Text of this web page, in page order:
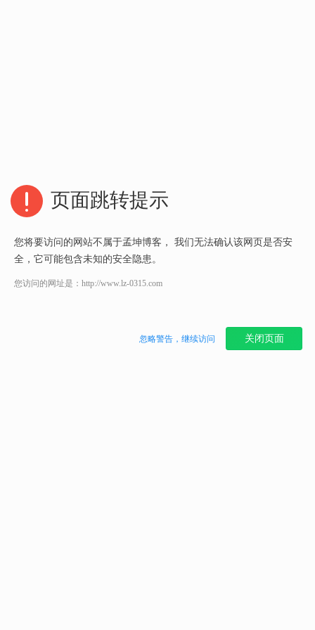
页面跳转提示
您将要访问的网站不属于孟坤博客， 我们无法确认该网页是否安
全，它可能包含未知的安全隐患。
您访问的网址是： http://www.lz-0315.com
忽略警告，继续访问 关闭页面